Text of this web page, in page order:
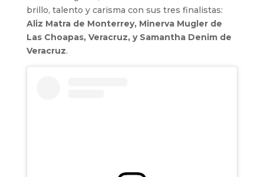
brillo, talento y carisma con sus tres finalistas:
Aliz Matra de Monterrey, Minerva Mugler de
Las Choapas, Veracruz, y Samantha Denim de
Veracruz.